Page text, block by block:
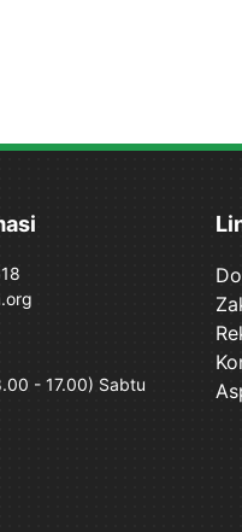
- 17.00) Sabtu